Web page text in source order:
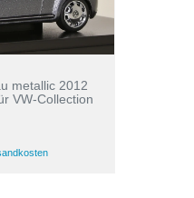
metallic 2012
VW-Collection